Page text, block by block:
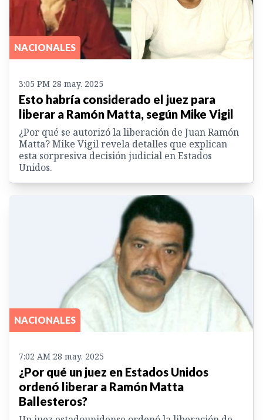
NACIONALES
3:05 PM 28 may. 2025
Esto habría considerado el juez para
liberar a Ramón Matta, según Mike Vigil
¿Por qué se autorizó la liberación de Juan Ramón
Matta? Mike Vigil revela detalles que explican
esta sorpresiva decisión judicial en Estados
Unidos.
NACIONALES
7:02 AM 28 may. 2025
¿Por qué un juez en Estados Unidos
ordenó liberar a Ramón Matta
Ballesteros?